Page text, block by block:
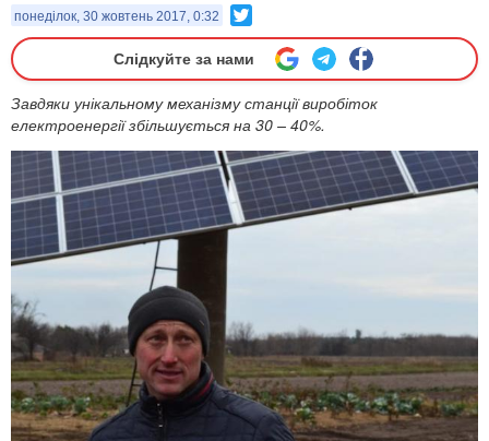
понеділок, 30 жовтень 2017, 0:32
Слідкуйте за нами
Завдяки унікальному механізму станції виробіток
електроенергії збільшується на 30 – 40%.